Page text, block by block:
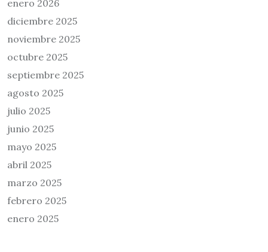
enero 2026
diciembre 2025
noviembre 2025
octubre 2025
septiembre 2025
agosto 2025
julio 2025
junio 2025
mayo 2025
abril 2025
marzo 2025
febrero 2025
enero 2025